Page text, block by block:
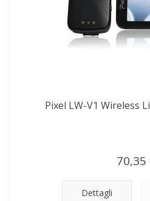
Pixel LW-V1 Wireless
70,35
Dettagli